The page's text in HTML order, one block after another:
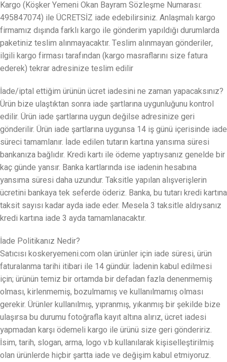
Kargo (Köşker Yemeni Okan Bayram Sözleşme Numarası:
495847074) ile ÜCRETSİZ iade edebilirsiniz. Anlaşmalı kargo
firmamız dışında farklı kargo ile gönderim yapıldığı durumlarda
paketiniz teslim alınmayacaktır. Teslim alınmayan gönderiler,
ilgili kargo firması tarafından (kargo masraflarını size fatura
ederek) tekrar adresinize teslim edilir
İade/iptal ettiğim ürünün ücret iadesini ne zaman yapacaksınız?
Ürün bize ulaştıktan sonra iade şartlarına uygunluğunu kontrol
edilir. Ürün iade şartlarına uygun değilse adresinize geri
gönderilir. Ürün iade şartlarına uygunsa 14 iş günü içerisinde iade
süreci tamamlanır. İade edilen tutarın kartına yansıma süresi
bankanıza bağlıdır. Kredi kartı ile ödeme yaptıysanız genelde bir
kaç günde yansır. Banka kartlarında ise iadenin hesabına
yansıma süresi daha uzundur. Taksitle yapılan alışverişlerin
ücretini bankaya tek seferde öderiz. Banka, bu tutarı kredi kartına
taksit sayısı kadar ayda iade eder. Mesela 3 taksitle aldıysanız
kredi kartına iade 3 ayda tamamlanacaktır.
İade Politikanız Nedir?
Satıcısı koskeryemeni.com olan ürünler için iade süresi, ürün
faturalanma tarihi itibari ile 14 gündür. İadenin kabul edilmesi
için; ürünün temiz bir ortamda bir defadan fazla denenmemiş
olması, kirlenmemiş, bozulmamış ve kullanılmamış olması
gerekir. Ürünler kullanılmış, yıpranmış, yıkanmış bir şekilde bize
ulaşırsa bu durumu fotoğrafla kayıt altına alırız, ücret iadesi
yapmadan karşı ödemeli kargo ile ürünü size geri göndeririz.
İsim, tarih, slogan, arma, logo v.b kullanılarak kişiselleştirilmiş
olan ürünlerde hiçbir şartta iade ve değişim kabul etmiyoruz.